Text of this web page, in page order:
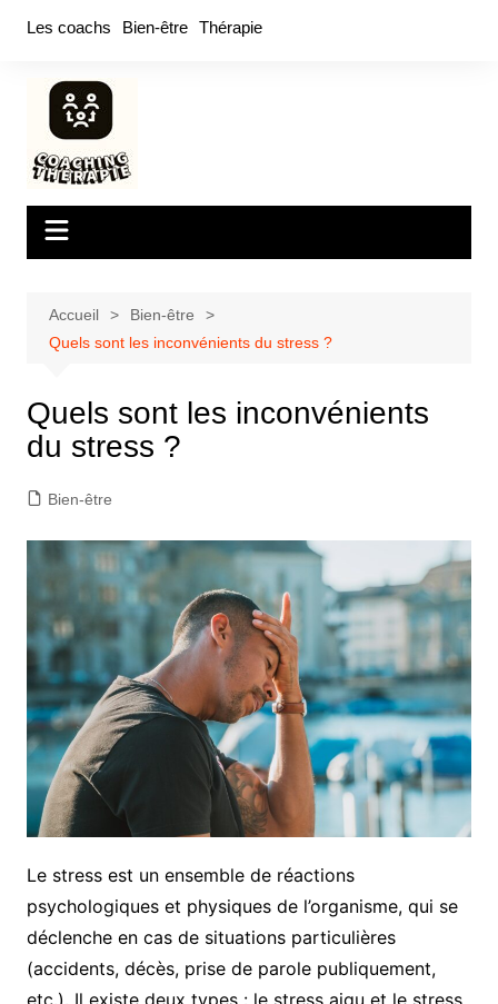
Les coachs Bien-être Thérapie
Accueil
Bien-être
Quels sont les inconvénients du stress ?
Quels sont les inconvénients
du stress ?
Bien-être
Le stress est un ensemble de réactions
psychologiques et physiques de l’organisme, qui se
déclenche en cas de situations particulières
(accidents, décès, prise de parole publiquement,
etc.). Il existe deux types : le stress aigu et le stress